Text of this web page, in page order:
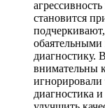
становится
обаятельными
внимательны
игнорировали
диагностика